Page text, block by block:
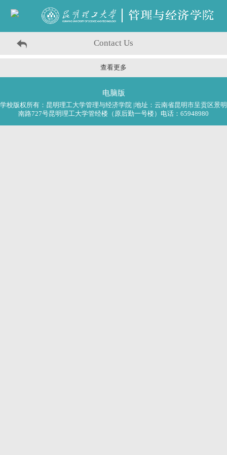
Contact Us
查看更多
电脑版
学校版权所有：昆明理工大学管理与经济学院 |地址：云南省昆明市呈贡区景明
南路727号昆明理工大学管经楼（原后勤一号楼）电话：65948980